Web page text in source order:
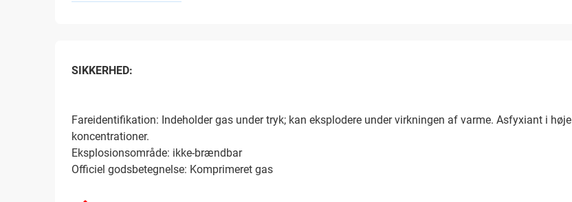
SIKKERHED:
Fareidentifikation: Indeholder gas under tryk; kan eksplodere under virkningen af ​​varme. Asfyxiant i høje
koncentrationer.
Eksplosionsområde: ikke-brændbar
Officiel godsbetegnelse: Komprimeret gas